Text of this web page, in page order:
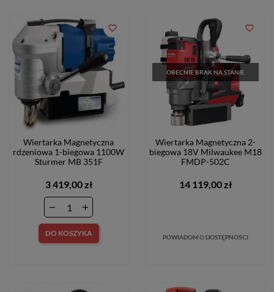
Wiertarka Magnetyczna
rdzeniowa 1-biegowa 1100W
Sturmer MB 351F
3 419,00 zł
DO KOSZYKA
favorite_border
OBECNIE BRAK NA STANIE
Wiertarka Magnetyczna 2-
biegowa 18V Milwaukee M18
FMDP-502C
14 119,00 zł
POWIADOM O DOSTĘPNOŚCI
favorite_border